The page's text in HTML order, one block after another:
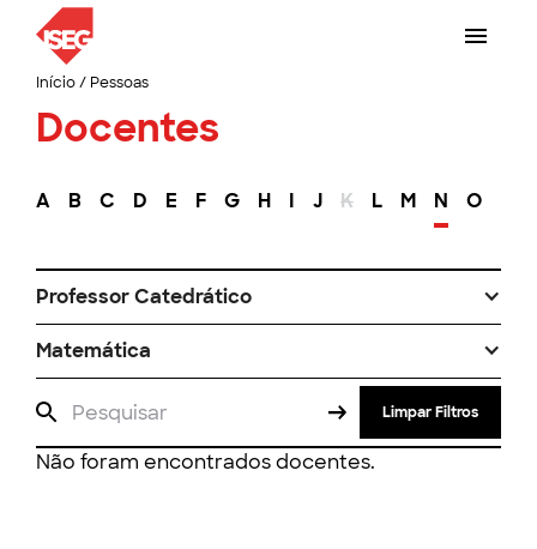
Início/ Pessoas
Docentes
A B C D E F G H I J K L M N O
Professor Catedrático
Matemática
Limpar Filtros
Não foram encontrados docentes.